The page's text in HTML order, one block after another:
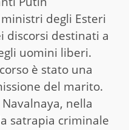
degli Esteri
discorsi destinati a
uomini liberi.
è stato una
del marito.
nella
satrapia criminale